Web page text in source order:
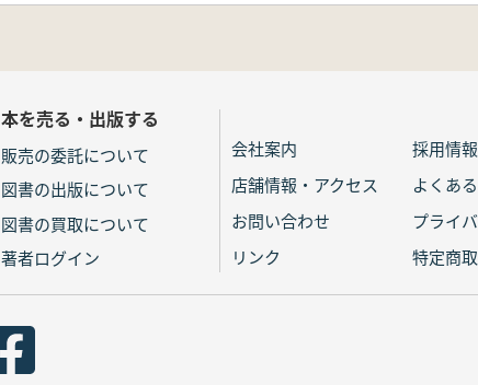
本を売る・出版する
販売の委託について
図書の出版について
図書の買取について
著者ログイン
会社案内
採用情報
店舗情報・アクセス
よくあ
お問い合わせ
プライ
リンク
特定商